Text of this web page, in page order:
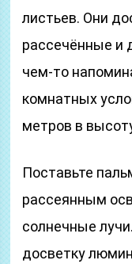
листьев. Они
рассечённые и
чем-то
комнатных
метров в
Поставьте
рассеянным
солнечные
досветку